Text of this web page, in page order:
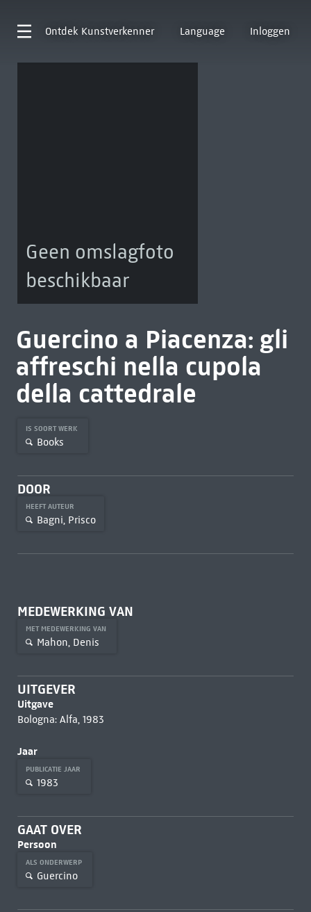
Ontdek Kunstverkenner Language Inloggen
Geen omslagfoto
beschikbaar
Guercino a Piacenza: gli
affreschi nella cupola
della cattedrale
IS SOORT WERK
Books
DOOR
HEEFT AUTEUR
Bagni, Prisco
MEDEWERKING VAN
MET MEDEWERKING VAN
Mahon, Denis
UITGEVER
Uitgave
Bologna: Alfa, 1983
Jaar
PUBLICATIE JAAR
1983
GAAT OVER
Persoon
ALS ONDERWERP
Guercino